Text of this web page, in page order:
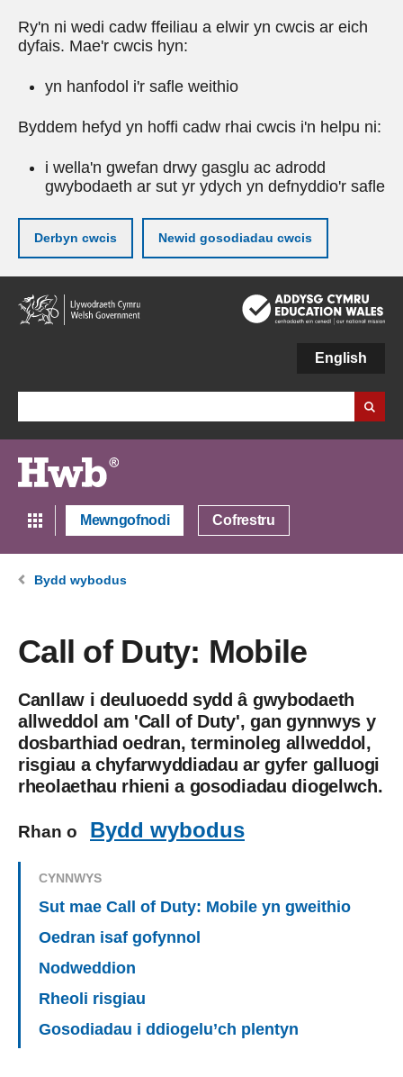
Ry'n ni wedi cadw ffeiliau a elwir yn cwcis ar eich
dyfais. Mae'r cwcis hyn:
yn hanfodol i'r safle weithio
Byddem hefyd yn hoffi cadw rhai cwcis i'n helpu ni:
i wella'n gwefan drwy gasglu ac adrodd
gwybodaeth ar sut yr ydych yn defnyddio'r safle
Derbyn cwcis Newid gosodiadau cwcis
Neidio
i'r
prif
English
Mewngofnodi Cofrestru
Bydd wybodus
Call of Duty: Mobile
Canllaw i deuluoedd sydd â gwybodaeth
allweddol am 'Call of Duty', gan gynnwys y
dosbarthiad oedran, terminoleg allweddol,
risgiau a chyfarwyddiadau ar gyfer galluogi
rheolaethau rhieni a gosodiadau diogelwch.
Rhan o Bydd wybodus
CYNNWYS
Sut mae Call of Duty: Mobile yn gweithio
Oedran isaf gofynnol
Nodweddion
Rheoli risgiau
Gosodiadau i ddiogelu’ch plentyn